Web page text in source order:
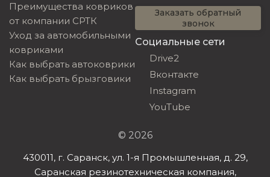
Преимущества ковриков
от компании СРТК
Уход за автомобильными
ковриками
Как выбрать автоковрики
Как выбрать брызговики
Заказать обратный
звонок
Социальные сети
Drive2
Вконтакте
Instagram
YouTube
© 2026
430011, г. Саранск, ул. 1-я Промышленная, д. 29,
Саранская резинотехническая компания,